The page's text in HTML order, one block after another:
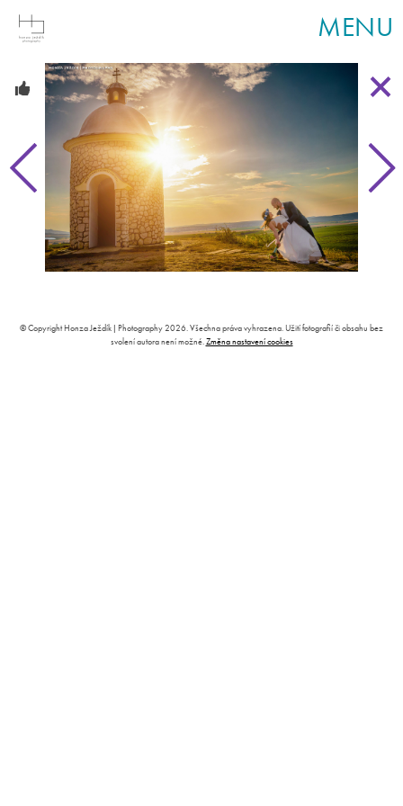
MENU
© Copyright Honza Ježdík | Photography 2026. Všechna práva vyhrazena. Užití fotografií či obsahu bez
svolení autora není možné.Změna nastavení cookies